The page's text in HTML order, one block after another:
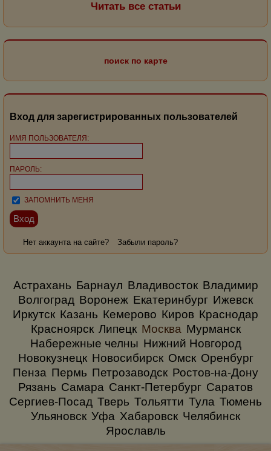
Читать все статьи
поиск по карте
Вход для зарегистрированных пользователей
ИМЯ ПОЛЬЗОВАТЕЛЯ:
ПАРОЛЬ:
ЗАПОМНИТЬ МЕНЯ
Нет аккаунта на сайте? Забыли пароль?
Астрахань Барнаул Владивосток Владимир
Волгоград Воронеж Екатеринбург Ижевск
Иркутск Казань Кемерово Киров Краснодар
Красноярск Липецк Москва Мурманск
Набережные челны Нижний Новгород
Новокузнецк Новосибирск Омск Оренбург
Пенза Пермь Петрозаводск Ростов-на-Дону
Рязань Самара Санкт-Петербург Саратов
Сергиев-Посад Тверь Тольятти Тула Тюмень
Ульяновск Уфа Хабаровск Челябинск
Ярославль